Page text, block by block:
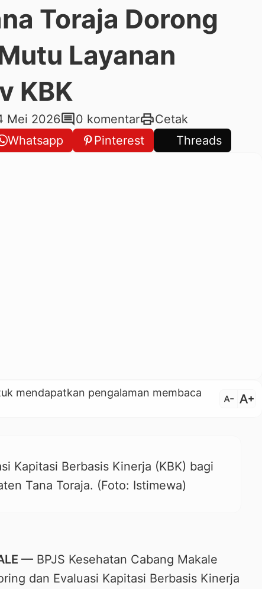
Toraja Dorong
Layanan
KBK
Mei 2026comment0 komentarprintCetak
Whatsapp Pinterest Threads
mendapatkan pengalaman membaca
text_decrease text_increase
Kapitasi Berbasis Kinerja (KBK) bagi
Tana Toraja. (Foto: Istimewa)
— BPJS Kesehatan Cabang Makale
dan Evaluasi Kapitasi Berbasis Kinerja